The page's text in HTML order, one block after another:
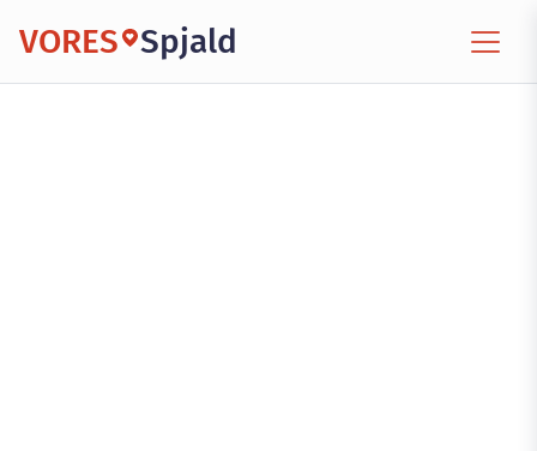
VORES Spjald